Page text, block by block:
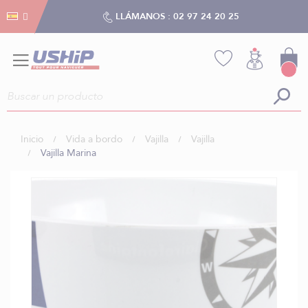
LLÁMANOS : 02 97 24 20 25
Inicio Vida a bordo Vajilla
Vajilla
Vajilla Marina
de
la
galería
de
imágenes
Gestión de cookies
Gestión de cookies